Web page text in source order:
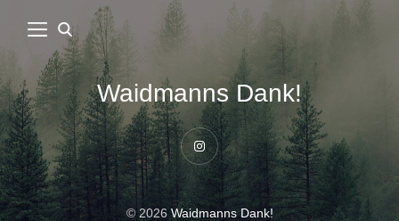
Waidmanns Dank!
Instagram
© 2026Waidmanns Dank!